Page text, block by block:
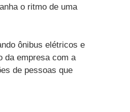
o ritmo de uma
ônibus elétricos e
da empresa com a
de pessoas que